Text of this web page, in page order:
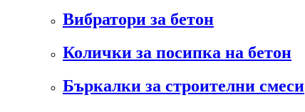
Вибратори за бетон
Колички за посипка на бетон
Бъркалки за строителни смеси